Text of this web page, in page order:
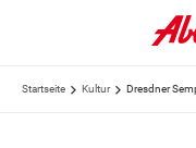
Startseite Kultur Dresdner